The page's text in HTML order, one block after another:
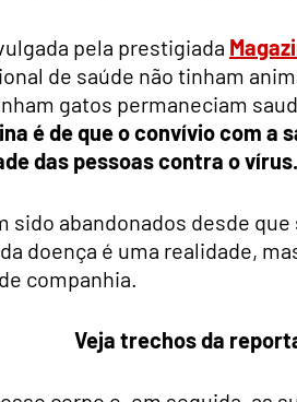
pela prestigiada
de saúde não tinham
gatos permaneciam
é de que o convívio com a
das pessoas contra o vírus.
sido abandonados desde
doença é uma realidade,
companhia.
Veja trechos da